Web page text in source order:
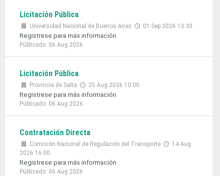
Licitación Pública
Universidad Nacional de Buenos Aires 01 Sep 2026 13:30
Registrese para más información
Públicado: 06 Aug 2026
Licitación Pública
Provincia de Salta 25 Aug 2026 10:00
Registrese para más información
Públicado: 06 Aug 2026
Contratación Directa
Comisión Nacional de Regulación del Transporte
14 Aug
2026 16:00
Registrese para más información
Públicado: 06 Aug 2026